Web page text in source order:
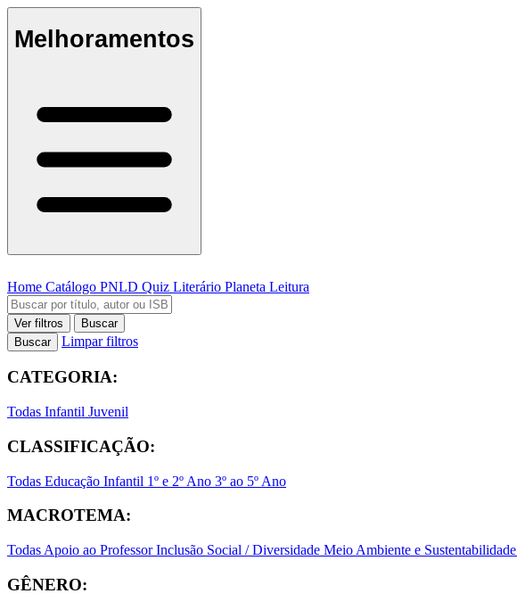
Melhoramentos
Home Catálogo PNLD Quiz Literário Planeta Leitura
Ver filtros
Buscar
Buscar
Limpar filtros
CATEGORIA:
Todas Infantil Juvenil
CLASSIFICAÇÃO:
Todas Educação Infantil 1º e 2º Ano 3º ao 5º Ano
MACROTEMA:
Todas Apoio ao ProfessorInclusão Social / Diversidade Meio Ambiente e Sustentabilidade
GÊNERO: